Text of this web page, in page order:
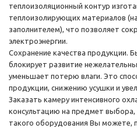
теплоизоляционный контур
теплоизолирующих материалов
заполнителем), что позволяет
электроэнергии.
Сохранение качества продукции.
блокирует развитие
уменьшает потерю влаги. Это
продукции, снижению усушки и
Заказать камеру интенсивного
консультацию на предмет выбора,
такого оборудования Вы можете,